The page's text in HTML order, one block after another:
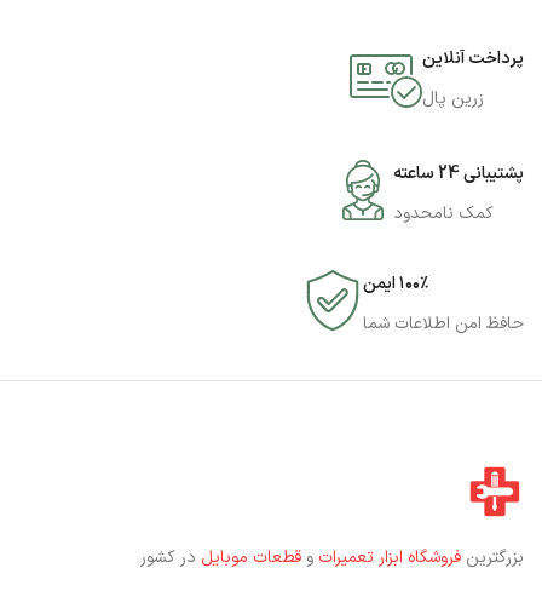
پرداخت آنلاین
زرین پال
پشتیبانی 24 ساعته
کمک نامحدود
۱۰۰٪ ایمن
حافظ امن اطلاعات شما
بزرگترین فروشگاه ابزار تعمیرات و قطعات موبایل در کشور